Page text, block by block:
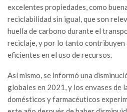
excelentes propiedades, como
reciclabilidad sin igual, que son
huella de carbono durante el
reciclaje, y por lo tanto contribuyen
eficientes en el uso de recursos.
Así mismo, se informó una
globales en 2021, y los envases de
domésticos y farmacéuticos